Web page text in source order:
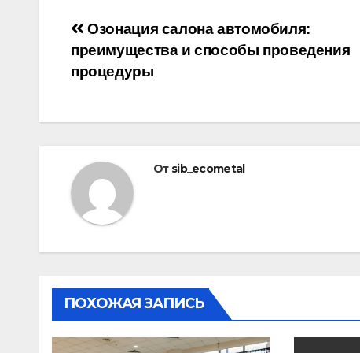
Навигация
по
Озонация салона автомобиля:
преимущества и способы проведения
процедуры
От sib_ecometal
ПОХОЖАЯ ЗАПИСЬ